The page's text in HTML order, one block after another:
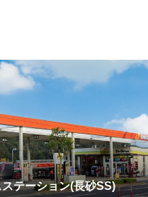
テーション(長砂SS)